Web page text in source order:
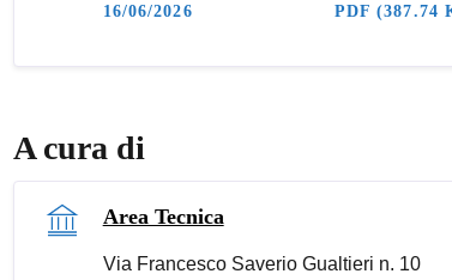
16/06/2026 PDF(387.74
A cura di
Area Tecnica
Via Francesco Saverio Gualtieri n. 10